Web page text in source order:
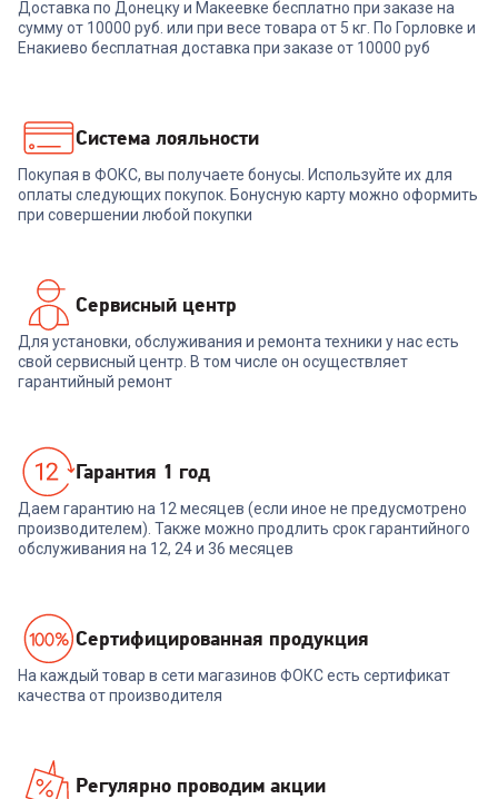
Сковорода COOLINAR Гриль
26см б/кр (93330)
1 399₽
В корзину
Сковорода RESTO
Сковорода блинная 28 см б/
В корзину
Доставка по Донецку и Макеевке бесплатно при заказе на
сумму от 10000 руб. или при весе товара от 5 кг. По Горловке и
Енакиево бесплатная доставка при заказе от 10000 руб
Система лояльности
Покупая в ФОКС, вы получаете бонусы. Используйте их для
оплаты следующих покупок. Бонусную карту можно оформить
при совершении любой покупки
Сервисный центр
Для установки, обслуживания и ремонта техники у нас есть
свой сервисный центр. В том числе он осуществляет
гарантийный ремонт
Гарантия 1 год
Даем гарантию на 12 месяцев (если иное не предусмотрено
производителем). Также можно продлить срок гарантийного
обслуживания на 12, 24 и 36 месяцев
Cертифицированная продукция
На каждый товар в сети магазинов ФОКС есть сертификат
качества от производителя
Регулярно проводим акции